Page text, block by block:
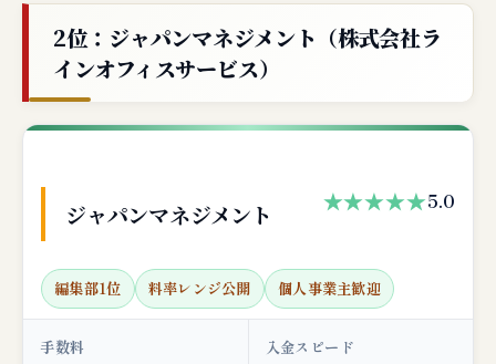
2位：ジャパンマネジメント（株式会社ラ
インオフィスサービス）
ジャパンマネジメント ★★★★★5.0
編集部1位 料率レンジ公開 個人事業主歓迎
手数料 入金スピード